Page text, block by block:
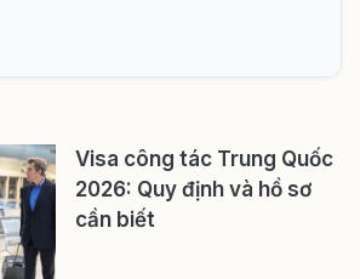
Visa công tác Trung Quốc
2026: Quy định và hồ sơ
cần biết